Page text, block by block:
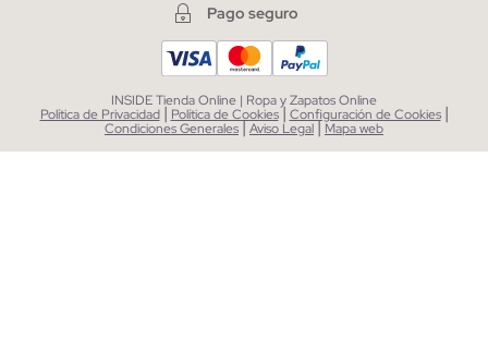
Pago seguro
INSIDE Tienda Online | Ropa y Zapatos Online
Política de Privacidad | Política de Cookies| Configuración de Cookies |
Condiciones Generales|Aviso Legal| Mapa web